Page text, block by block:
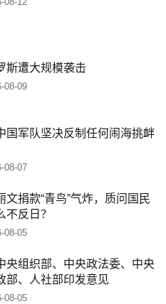
斯遭大规模袭击
08-09
国军队坚决反制任何闹海挑衅
08-07
文捐款“青鸟”气炸，质问国民
不反日？
08-05
央组织部、中央政法委、中央
部、人社部印发意见
08-05